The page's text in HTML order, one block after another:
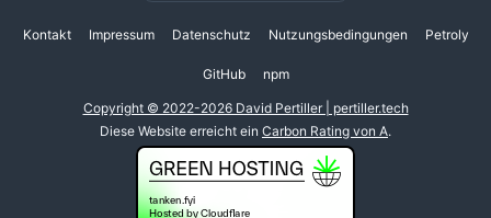
Kontakt Impressum Datenschutz Nutzungsbedingungen Petroly
GitHub npm
Copyright © 2022-2026 David Pertiller | pertiller.tech
Diese Website erreicht ein Carbon Rating von A.